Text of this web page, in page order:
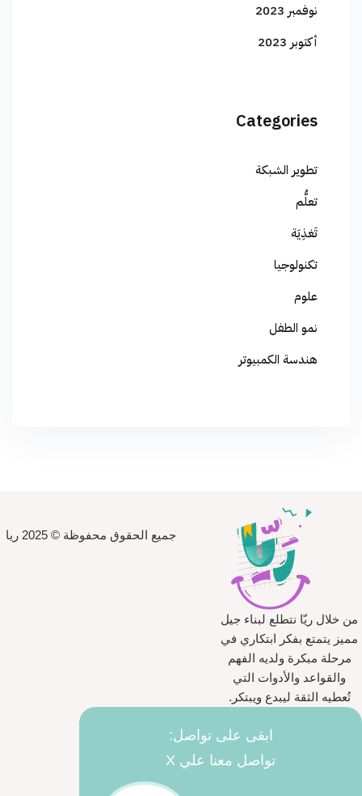
نوفمبر 2023
أكتوبر 2023
Categories
تطوير الشبكة
تعلُّم
تَغذِيَة
تكنولوجيا
علوم
نمو الطفل
هندسة الكمبيوتر
من خلال ريّا نتطلع لبناء جيل
مميز يتمتع بفكر ابتكاري في
مرحلة مبكرة ولديه الفهم
والقواعد والأدوات التي
تُعطيه الثقة ليبدع ويبتكر.
ابقى على تواصل:
تواصل معنا علي X
جميع الحقوق محفوظة © 2025 ريا